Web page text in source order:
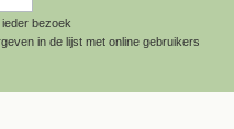
bezoek
in de lijst met online gebruikers